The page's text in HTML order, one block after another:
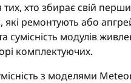
хто збирає свій
які ремонтують або
сумісність модулів
комплектуючих.
з моделями